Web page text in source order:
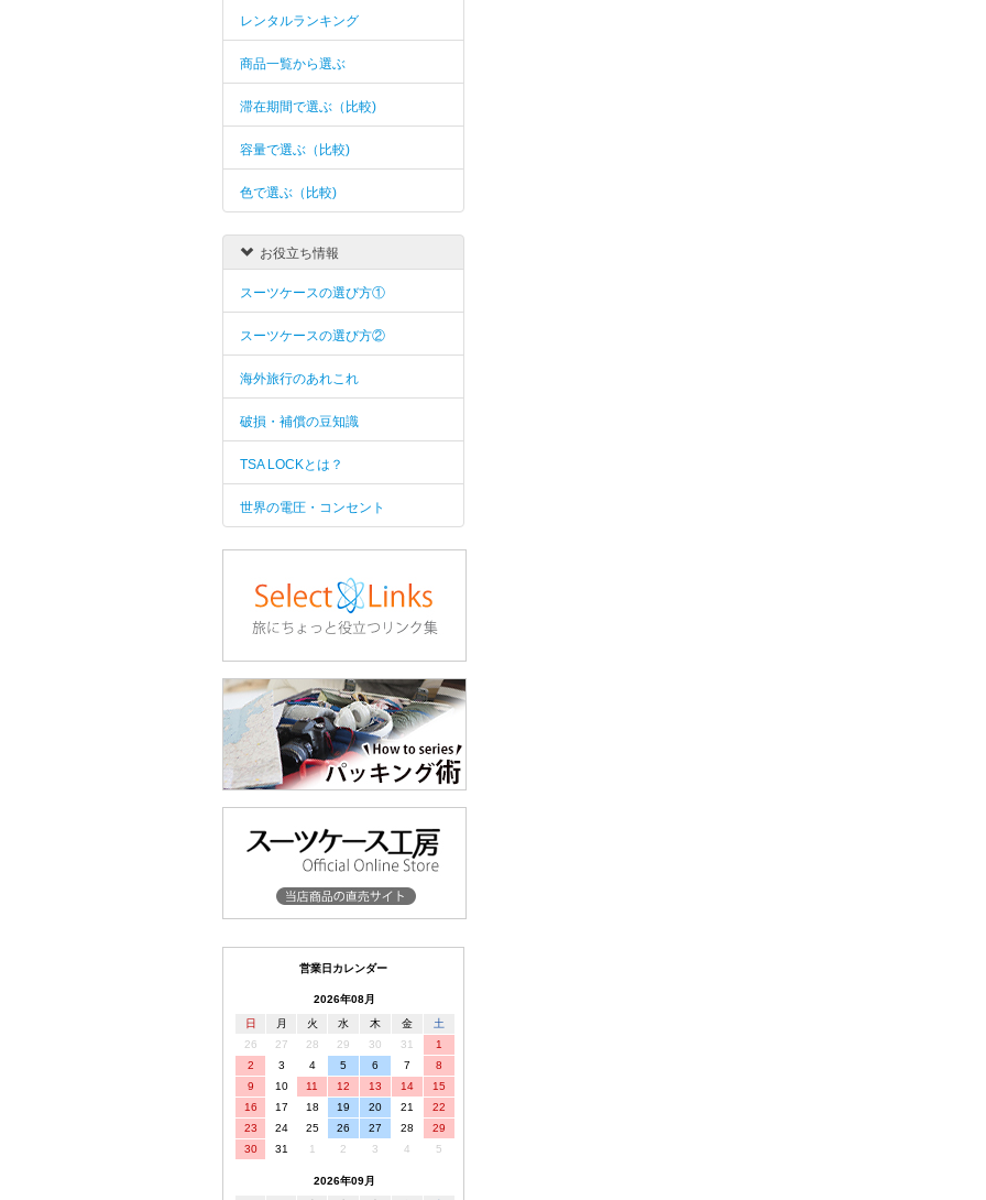
レンタルランキング
商品一覧から選ぶ
滞在期間で選ぶ（比較)
容量で選ぶ（比較)
色で選ぶ（比較)
お役立ち情報
スーツケースの選び方①
スーツケースの選び方②
海外旅行のあれこれ
破損・補償の豆知識
TSA LOCKとは？
世界の電圧・コンセント
営業日カレンダー
2026年08月
日
月 火 水 木 金
土
26
27 28 29 30 31
1
2
3 4 5 6 7
8
9
10 11 12 13 14
15
16
17 18 19 20 21
22
23
24 25 26 27 28
29
30
31 1 2 3 4 5
2026年09月